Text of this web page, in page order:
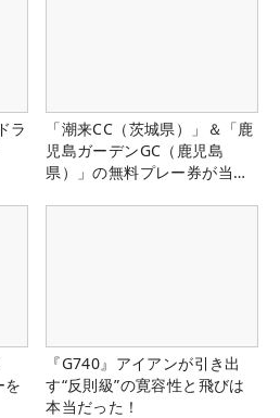
ラ
「潮来CC（茨城県）」＆「鹿
児島ガーデンGC（鹿児島
県）」の無料プレー券が当た
を
『G740』アイアンが引き出
す“反則級”の寛容性と飛びは
本当だった！